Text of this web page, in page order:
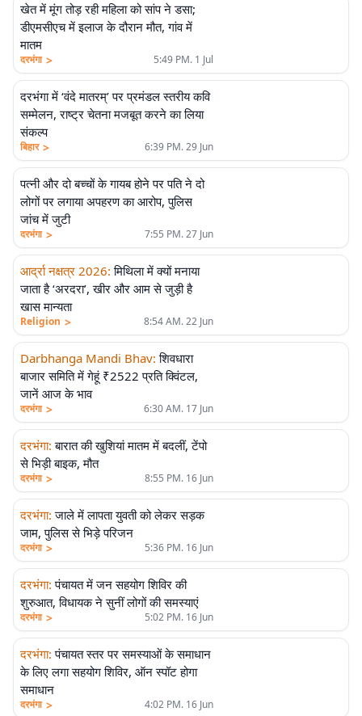
खेत में मूंग तोड़ रही महिला को सांप ने डसा;
डीएमसीएच में इलाज के दौरान मौत, गांव में
मातम
दरभंगा > 5:49 PM. 1 Jul
दरभंगा में ‘वंदे मातरम्’ पर प्रमंडल स्तरीय कवि
सम्मेलन, राष्ट्र चेतना मजबूत करने का लिया
संकल्प
बिहार > 6:39 PM. 29 Jun
पत्नी और दो बच्चों के गायब होने पर पति ने दो
लोगों पर लगाया अपहरण का आरोप, पुलिस
जांच में जुटी
दरभंगा > 7:55 PM. 27 Jun
आर्द्रा नक्षत्र 2026: मिथिला में क्यों मनाया
जाता है ‘अरदरा’, खीर और आम से जुड़ी है
खास मान्यता
Religion > 8:54 AM. 22 Jun
Darbhanga Mandi Bhav: शिवधारा
बाजार समिति में गेहूं ₹2522 प्रति क्विंटल,
जानें आज के भाव
दरभंगा > 6:30 AM. 17 Jun
दरभंगा: बारात की खुशियां मातम में बदलीं, टेंपो
से भिड़ी बाइक, मौत
दरभंगा > 8:55 PM. 16 Jun
दरभंगा: जाले में लापता युवती को लेकर सड़क
जाम, पुलिस से भिड़े परिजन
दरभंगा > 5:36 PM. 16 Jun
दरभंगा: पंचायत में जन सहयोग शिविर की
शुरुआत, विधायक ने सुनीं लोगों की समस्याएं
दरभंगा > 5:02 PM. 16 Jun
दरभंगा: पंचायत स्तर पर समस्याओं के समाधान
के लिए लगा सहयोग शिविर, ऑन स्पॉट होगा
समाधान
दरभंगा > 4:02 PM. 16 Jun